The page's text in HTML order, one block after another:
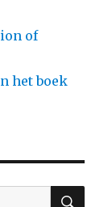
of
het boek